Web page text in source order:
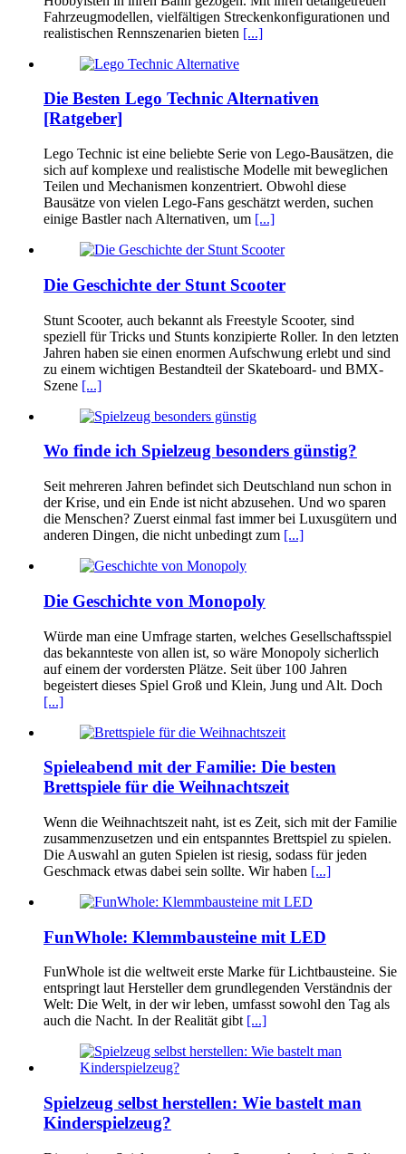
Fahrzeugmodellen, vielfältigen Streckenkonfigurationen und
realistischen Rennszenarien bieten [...]
Die Besten Lego Technic Alternativen
[Ratgeber]
Lego Technic ist eine beliebte Serie von Lego-Bausätzen, die
sich auf komplexe und realistische Modelle mit beweglichen
Teilen und Mechanismen konzentriert. Obwohl diese
Bausätze von vielen Lego-Fans geschätzt werden, suchen
einige Bastler nach Alternativen, um [...]
Die Geschichte der Stunt Scooter
Stunt Scooter, auch bekannt als Freestyle Scooter, sind
speziell für Tricks und Stunts konzipierte Roller. In den letzten
Jahren haben sie einen enormen Aufschwung erlebt und sind
zu einem wichtigen Bestandteil der Skateboard- und BMX-
Szene [...]
Wo finde ich Spielzeug besonders günstig?
Seit mehreren Jahren befindet sich Deutschland nun schon in
der Krise, und ein Ende ist nicht abzusehen. Und wo sparen
die Menschen? Zuerst einmal fast immer bei Luxusgütern und
anderen Dingen, die nicht unbedingt zum [...]
Die Geschichte von Monopoly
Würde man eine Umfrage starten, welches Gesellschaftsspiel
das bekannteste von allen ist, so wäre Monopoly sicherlich
auf einem der vordersten Plätze. Seit über 100 Jahren
begeistert dieses Spiel Groß und Klein, Jung und Alt. Doch
[...]
Spieleabend mit der Familie: Die besten
Brettspiele für die Weihnachtszeit
Wenn die Weihnachtszeit naht, ist es Zeit, sich mit der Familie
zusammenzusetzen und ein entspanntes Brettspiel zu spielen.
Die Auswahl an guten Spielen ist riesig, sodass für jeden
Geschmack etwas dabei sein sollte. Wir haben [...]
FunWhole: Klemmbausteine mit LED
FunWhole ist die weltweit erste Marke für Lichtbausteine. Sie
entspringt laut Hersteller dem grundlegenden Verständnis der
Welt: Die Welt, in der wir leben, umfasst sowohl den Tag als
auch die Nacht. In der Realität gibt [...]
Spielzeug selbst herstellen: Wie bastelt man
Kinderspielzeug?